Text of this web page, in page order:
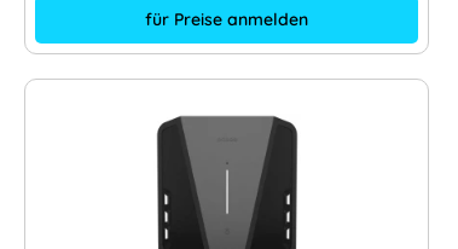
für Preise anmelden